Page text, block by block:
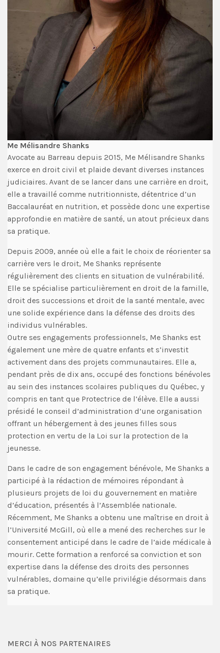
Me Mélisandre Shanks
Avocate au Barreau depuis 2015, Me Mélisandre Shanks
exerce en droit civil et plaide devant diverses instances
judiciaires. Avant de se lancer dans une carrière en droit,
elle a travaillé comme nutritionniste, détentrice d’un
Baccalauréat en nutrition, et possède donc une expertise
approfondie en matière de santé, un atout précieux dans
sa pratique.
Depuis 2009, année où elle a fait le choix de réorienter sa
carrière vers le droit, Me Shanks représente
régulièrement des clients en situation de vulnérabilité.
Elle se spécialise particulièrement en droit de la famille,
droit des successions et droit de la santé mentale, avec
une solide expérience dans la défense des droits des
individus vulnérables.
Outre ses engagements professionnels, Me Shanks est
également une mère de quatre enfants et s’investit
activement dans des projets communautaires. Elle a,
pendant près de dix ans, occupé des fonctions bénévoles
au sein des instances scolaires publiques du Québec, y
compris en tant que Protectrice de l’élève. Elle a aussi
présidé le conseil d’administration d’une organisation
offrant un hébergement à des jeunes filles sous
protection en vertu de la Loi sur la protection de la
jeunesse.
Dans le cadre de son engagement bénévole, Me Shanks a
participé à la rédaction de mémoires répondant à
plusieurs projets de loi du gouvernement en matière
d’éducation, présentés à l’Assemblée nationale.
Récemment, Me Shanks a obtenu une maîtrise en droit à
l’Université McGill, où elle a mené des recherches sur le
consentement anticipé dans le cadre de l’aide médicale à
mourir. Cette formation a renforcé sa conviction et son
expertise dans la défense des droits des personnes
vulnérables, domaine qu’elle privilégie désormais dans
sa pratique.
MERCI À NOS PARTENAIRES